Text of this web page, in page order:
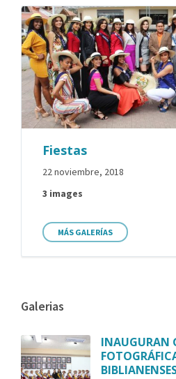
Fiestas
22 noviembre, 2018
3 images
MÁS GALERÍAS
Galerias
INAUGURAN